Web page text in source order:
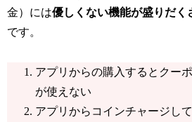
金）には優しくない機能が盛りだく
です。
アプリからの購入するとクー
が使えない
アプリからコインチャージし